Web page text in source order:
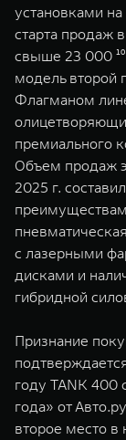
установками
старта продаж
свыше 23 000
модель второй
Флагманом
премиального
Объем продаж
2025 г.
с лазерными
дисками и
гибридной
Признание
году TANK 400
года» от
второе место в